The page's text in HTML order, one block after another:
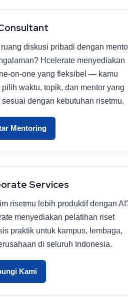
ruang diskusi pribadi dengan
Hcelerate menyediakan
on-one yang fleksibel — kamu
pilih waktu, topik, dan mentor yang
sesuai dengan kebutuhan risetmu.
Mentoring
Services
risetmu lebih produktif dengan
menyediakan pelatihan riset
praktik untuk kampus, lembaga,
di seluruh Indonesia.
Kami